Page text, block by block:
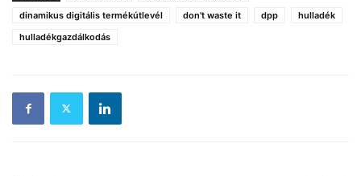
dinamikus digitális termékútlevél
don't waste it dpp
hulladék
hulladékgazdálkodás